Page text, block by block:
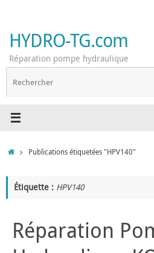
contenu
HYDRO-TG.com
Réparation pompe hydraulique
AccueilPublications étiquetées "HPV140"
Étiquette : HPV140
Réparation